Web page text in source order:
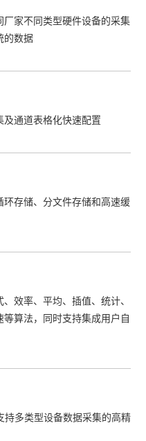
家不同类型硬件设备的采集
的数据
及通道表格化快速配置
存储、分文件存储和高速缓
效率、平均、插值、统计、
算法，同时支持集成用户自
持多类型设备数据采集的高精